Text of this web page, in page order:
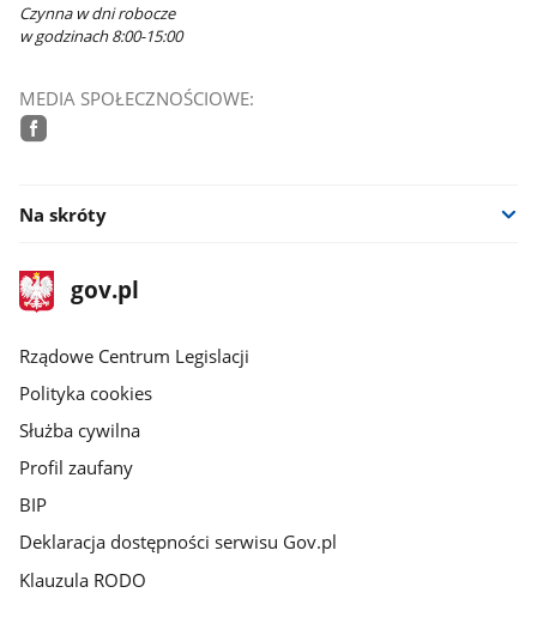
Czynna w dni robocze
w godzinach 8:00-15:00
MEDIA SPOŁECZNOŚCIOWE:
Na skróty
stopka
gov.plStrona
gov.pl
Rządowe Centrum Legislacji
Polityka cookies
Służba cywilna
Profil zaufany
BIP
Deklaracja dostępności serwisu Gov.pl
Klauzula RODO